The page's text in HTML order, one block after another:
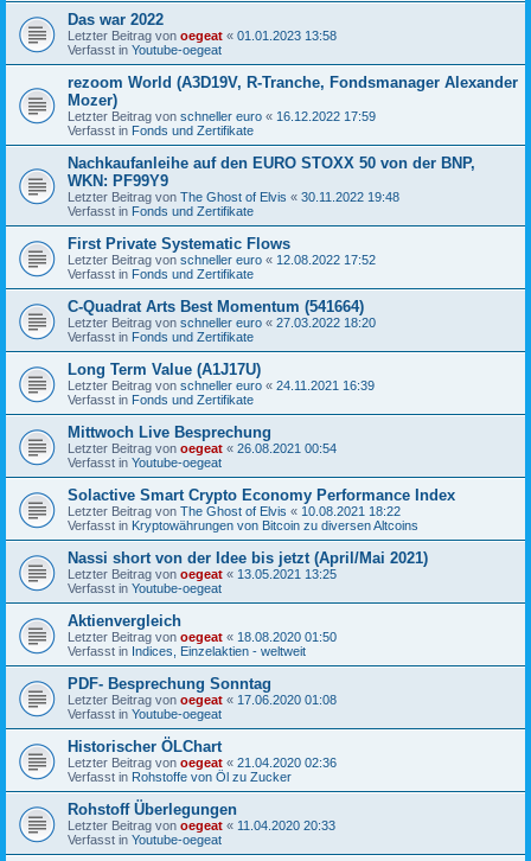
Das war 2022
Letzter Beitrag von oegeat « 01.01.2023 13:58
Verfasst in Youtube-oegeat
rezoom World (A3D19V, R-Tranche, Fondsmanager Alexander
Mozer)
Letzter Beitrag von schneller euro « 16.12.2022 17:59
Verfasst in Fonds und Zertifikate
Nachkaufanleihe auf den EURO STOXX 50 von der BNP,
WKN: PF99Y9
Letzter Beitrag von The Ghost of Elvis « 30.11.2022 19:48
Verfasst in Fonds und Zertifikate
First Private Systematic Flows
Letzter Beitrag von schneller euro « 12.08.2022 17:52
Verfasst in Fonds und Zertifikate
C-Quadrat Arts Best Momentum (541664)
Letzter Beitrag von schneller euro « 27.03.2022 18:20
Verfasst in Fonds und Zertifikate
Long Term Value (A1J17U)
Letzter Beitrag von schneller euro « 24.11.2021 16:39
Verfasst in Fonds und Zertifikate
Mittwoch Live Besprechung
Letzter Beitrag von oegeat « 26.08.2021 00:54
Verfasst in Youtube-oegeat
Solactive Smart Crypto Economy Performance Index
Letzter Beitrag von The Ghost of Elvis « 10.08.2021 18:22
Verfasst in Kryptowährungen von Bitcoin zu diversen Altcoins
Nassi short von der Idee bis jetzt (April/Mai 2021)
Letzter Beitrag von oegeat « 13.05.2021 13:25
Verfasst in Youtube-oegeat
Aktienvergleich
Letzter Beitrag von oegeat « 18.08.2020 01:50
Verfasst in Indices, Einzelaktien - weltweit
PDF- Besprechung Sonntag
Letzter Beitrag von oegeat « 17.06.2020 01:08
Verfasst in Youtube-oegeat
Historischer ÖLChart
Letzter Beitrag von oegeat « 21.04.2020 02:36
Verfasst in Rohstoffe von Öl zu Zucker
Rohstoff Überlegungen
Letzter Beitrag von oegeat « 11.04.2020 20:33
Verfasst in Youtube-oegeat